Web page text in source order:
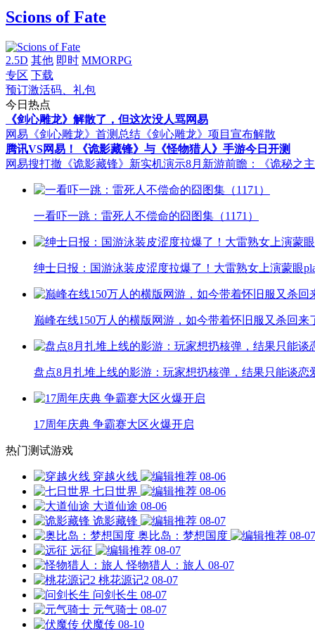
Scions of Fate
2.5D 其他 即时 MMORPG
专区 下载
预订激活码、礼包
今日热点
《剑心雕龙》解散了，但这次没人骂网易
网易《剑心雕龙》首测总结 《剑心雕龙》项目宣布解散
腾讯VS网易！《诡影藏锋》与《怪物猎人》手游今日开测
网易搜打撤《诡影藏锋》新实机演示8月新游前瞻：《诡秘之
一看吓一跳：雷死人不偿命的囧图集（1171）
绅士日报：国游泳装皮涩度拉爆了！大雷熟女上演蒙眼
巅峰在线150万人的横版网游，如今带着怀旧服又杀回来
盘点8月扎堆上线的影游：玩家想扔核弹，结果只能谈恋
17周年庆典 争霸赛大区火爆开启
热门测试游戏
穿越火线
08-06
七日世界
08-06
大道仙途 08-06
诡影藏锋
08-07
奥比岛：梦想国度
08-07
远征
08-07
怪物猎人：旅人 08-07
桃花源记2 08-07
问剑长生 08-07
元气骑士 08-07
伏魔传 08-10